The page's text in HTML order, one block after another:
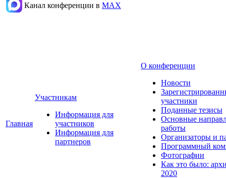
Канал конференции в МАХ
Главная
Участникам
Информация для
участников
Информация для
партнеров
О конференции
Новости
участники
Поданные тезисы
Основные
работы
Организаторы и
Программный
Фотографии
Как это было:
2020